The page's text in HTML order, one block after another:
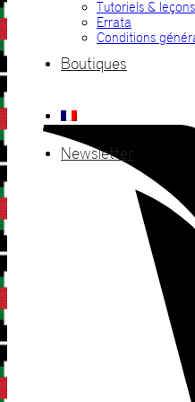
Tutoriels & leçons
Errata
Conditions
Boutiques
Newsletter